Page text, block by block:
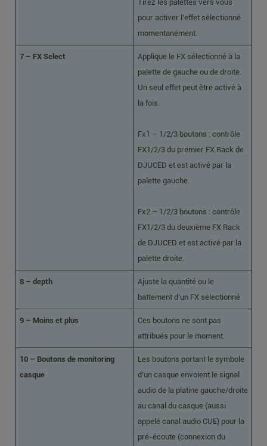
Tirez les palettes vers vous
pour activer l’effet sélectionné
momentanément.
7 – FX Select
Applique le FX sélectionné à la
palette de gauche ou de droite.
Un seul effet peut être activé à
la fois.
Fx1 – 1/2/3 boutons : contrôle
FX1/2/3 du premier FX Rack de
DJUCED et est activé par la
palette gauche.
Fx2 – 1/2/3 boutons : contrôle
FX1/2/3 du deuxième FX Rack
de DJUCED et est activé par la
palette droite.
8 – depth
Ajuste la quantité ou le
battement d’un FX sélectionné
9 – Moins et plus
Ces boutons ne sont pas
attribués pour le moment.
10 – Boutons de monitoring
casque
Les boutons portant le symbole
d’un casque envoient le signal
audio de la platine gauche/droite
au canal du casque (aussi
appelé canal audio CUE) pour la
pré-écoute (connexion du